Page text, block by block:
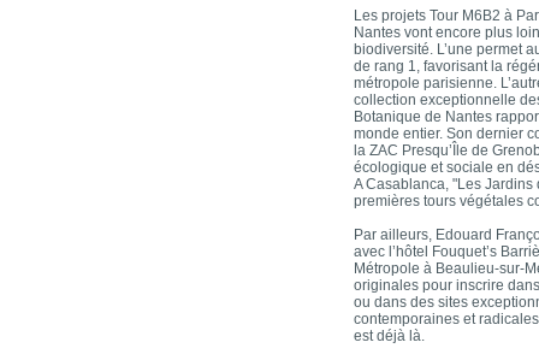
Les projets Tour M6B2 à
Nantes vont encore plus
biodiversité. L’une permet
de rang 1, favorisant la
métropole parisienne.
collection exceptionnelle
Botanique de Nantes
monde entier. Son dernier
la ZAC Presqu’Île de
écologique et sociale en
A Casablanca, "Les Jardins
premières tours végétales
Par ailleurs, Edouard
avec l’hôtel Fouquet’s
Métropole à Beaulieu-sur-
originales pour inscrire
ou dans des sites
contemporaines et
est déjà là.